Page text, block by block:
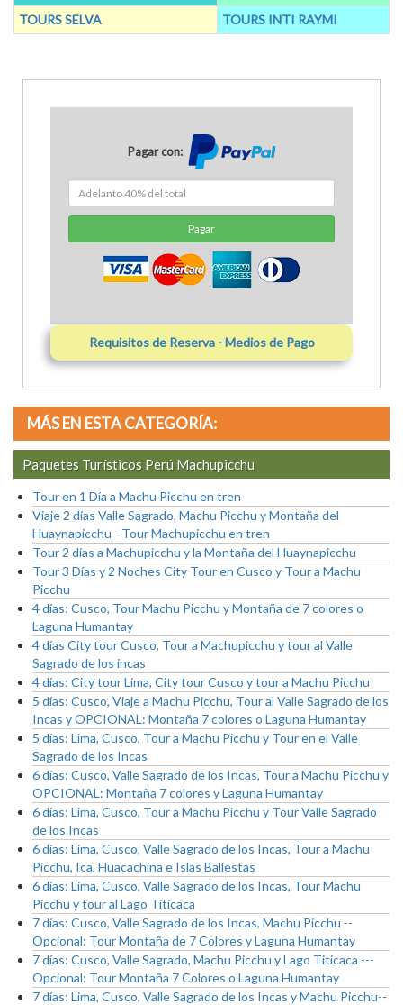
TOURS SELVA TOURS INTI RAYMI
Pagar con:
Pagar
Requisitos de Reserva - Medios de Pago
MÁS EN ESTA CATEGORÍA:
Paquetes Turísticos Perú Machupicchu
Tour en 1 Día a Machu Picchu en tren
Viaje 2 días Valle Sagrado, Machu Picchu y Montaña del
Huaynapicchu - Tour Machupicchu en tren
Tour 2 días a Machupicchu y la Montaña del Huaynapicchu
Tour 3 Días y 2 Noches City Tour en Cusco y Tour a Machu
Picchu
4 días: Cusco, Tour Machu Picchu y Montaña de 7 colores o
Laguna Humantay
4 días City tour Cusco, Tour a Machupicchu y tour al Valle
Sagrado de los incas
4 días: City tour Lima, City tour Cusco y tour a Machu Picchu
5 días: Cusco, Viaje a Machu Picchu, Tour al Valle Sagrado de los
Incas y OPCIONAL: Montaña 7 colores o Laguna Humantay
5 días: Lima, Cusco, Tour a Machu Picchu y Tour en el Valle
Sagrado de los Incas
6 días: Cusco, Valle Sagrado de los Incas, Tour a Machu Picchu y
OPCIONAL: Montaña 7 colores y Laguna Humantay
6 días: Lima, Cusco, Tour a Machu Picchu y Tour Valle Sagrado
de los Incas
6 días: Lima, Cusco, Valle Sagrado de los Incas, Tour a Machu
Picchu, Ica, Huacachina e Islas Ballestas
6 días: Lima, Cusco, Valle Sagrado de los Incas, Tour Machu
Picchu y tour al Lago Titicaca
7 días: Cusco, Valle Sagrado de los Incas, Machu Picchu --
Opcional: Tour Montaña de 7 Colores y Laguna Humantay
7 días: Cusco, Valle Sagrado, Machu Picchu y Lago Titicaca ---
Opcional: Tour Montaña 7 Colores o Laguna Humantay
7 días: Lima, Cusco, Valle Sagrado de los Incas y Machu Picchu--